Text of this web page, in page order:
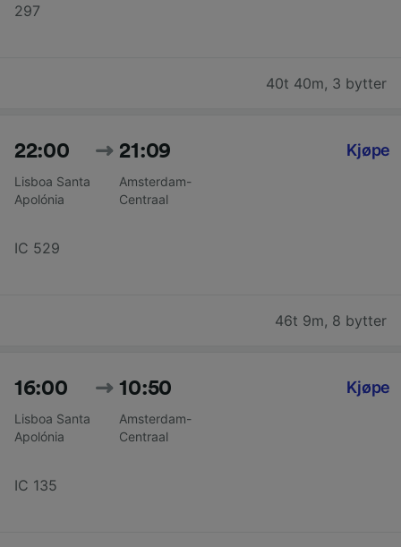
297
40t 40m, 3 bytter
22:00
Lisboa Santa
Apolónia
21:09
Amsterdam-
Centraal
IC 529
Kjøpe
46t 9m, 8 bytter
16:00
Lisboa Santa
Apolónia
10:50
Amsterdam-
Centraal
IC 135
Kjøpe